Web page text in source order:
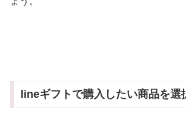
lineギフトで購入したい商品を選